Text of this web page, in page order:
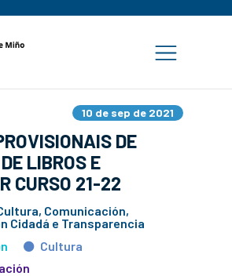
10 de sep de 2021
DE
LIBROS E
CURSO 21-22
Comunicación,
Cidadá e Transparencia
Cultura